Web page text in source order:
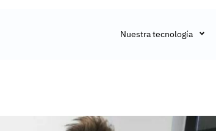
Nuestra tecnología